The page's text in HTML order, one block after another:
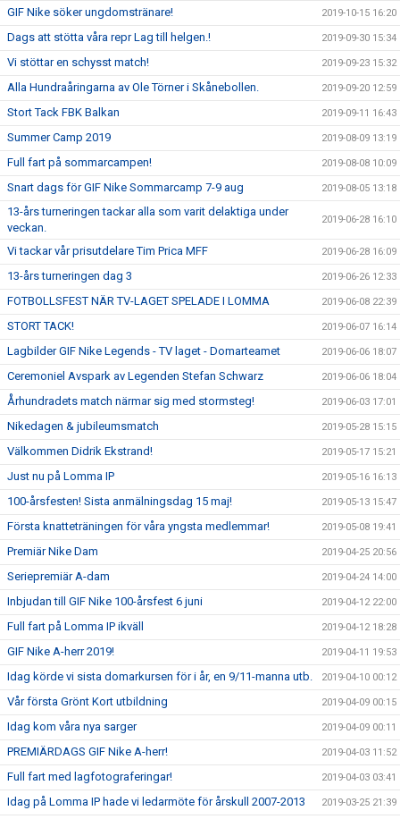
GIF Nike söker ungdomstränare! 2019-10-15 16:20
Dags att stötta våra repr Lag till helgen.! 2019-09-30 15:34
Vi stöttar en schysst match! 2019-09-23 15:32
Alla Hundraåringarna av Ole Törner i Skånebollen. 2019-09-20 12:59
Stort Tack FBK Balkan 2019-09-11 16:43
Summer Camp 2019 2019-08-09 13:19
Full fart på sommarcampen! 2019-08-08 10:09
Snart dags för GIF Nike Sommarcamp 7-9 aug 2019-08-05 13:18
13-års turneringen tackar alla som varit delaktiga under
veckan.
2019-06-28 16:10
Vi tackar vår prisutdelare Tim Prica MFF 2019-06-28 16:09
13-års turneringen dag 3 2019-06-26 12:33
FOTBOLLSFEST NÄR TV-LAGET SPELADE I LOMMA 2019-06-08 22:39
STORT TACK! 2019-06-07 16:14
Lagbilder GIF Nike Legends - TV laget - Domarteamet 2019-06-06 18:07
Ceremoniel Avspark av Legenden Stefan Schwarz 2019-06-06 18:04
Århundradets match närmar sig med stormsteg! 2019-06-03 17:01
Nikedagen & jubileumsmatch 2019-05-28 15:15
Välkommen Didrik Ekstrand! 2019-05-17 15:21
Just nu på Lomma IP 2019-05-16 16:13
100-årsfesten! Sista anmälningsdag 15 maj! 2019-05-13 15:47
Första knatteträningen för våra yngsta medlemmar! 2019-05-08 19:41
Premiär Nike Dam 2019-04-25 20:56
Seriepremiär A-dam 2019-04-24 14:00
Inbjudan till GIF Nike 100-årsfest 6 juni 2019-04-12 22:00
Full fart på Lomma IP ikväll 2019-04-12 18:28
GIF Nike A-herr 2019! 2019-04-11 19:53
Idag körde vi sista domarkursen för i år, en 9/11-manna utb. 2019-04-10 00:12
Vår första Grönt Kort utbildning 2019-04-09 00:15
Idag kom våra nya sarger 2019-04-09 00:11
PREMIÄRDAGS GIF Nike A-herr! 2019-04-03 11:52
Full fart med lagfotograferingar! 2019-04-03 03:41
Idag på Lomma IP hade vi ledarmöte för årskull 2007-2013 2019-03-25 21:39